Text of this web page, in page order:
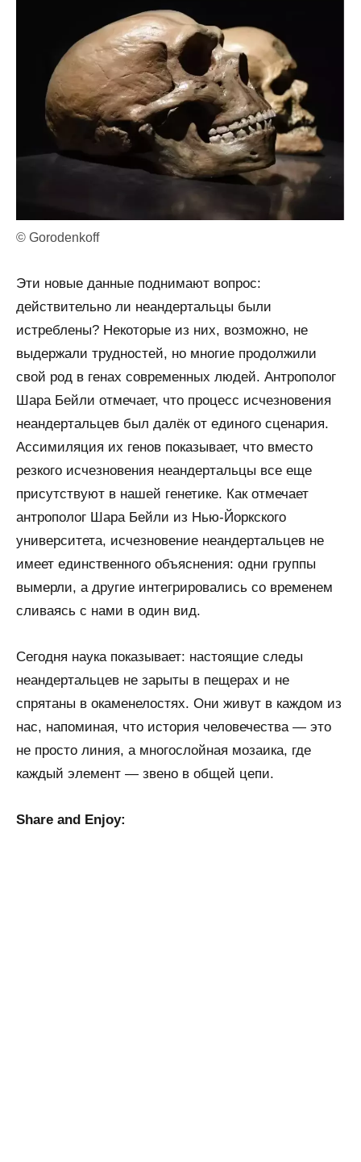
© Gorodenkoff
Эти новые данные поднимают вопрос:
действительно ли неандертальцы были
истреблены? Некоторые из них, возможно, не
выдержали трудностей, но многие продолжили
свой род в генах современных людей. Антрополог
Шара Бейли отмечает, что процесс исчезновения
неандертальцев был далёк от единого сценария.
Ассимиляция их генов показывает, что вместо
резкого исчезновения неандертальцы все еще
присутствуют в нашей генетике. Как отмечает
антрополог Шара Бейли из Нью-Йоркского
университета, исчезновение неандертальцев не
имеет единственного объяснения: одни группы
вымерли, а другие интегрировались со временем
сливаясь с нами в один вид.
Сегодня наука показывает: настоящие следы
неандертальцев не зарыты в пещерах и не
спрятаны в окаменелостях. Они живут в каждом из
нас, напоминая, что история человечества — это
не просто линия, а многослойная мозаика, где
каждый элемент — звено в общей цепи.
Share and Enjoy: